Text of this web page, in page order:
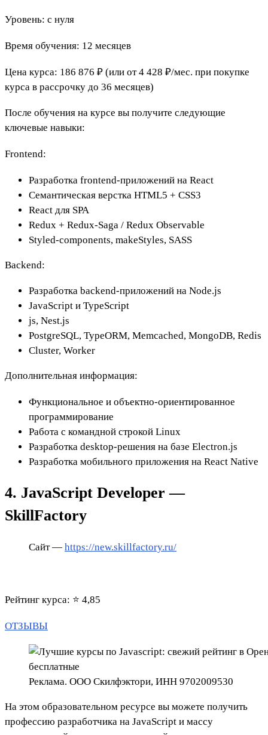
Уровень: с нуля
Время обучения: 12 месяцев
Цена курса: 186 876 ₽ (или от 4 428 ₽/мес. при покупке
курса в рассрочку до 36 месяцев)
После обучения на курсе вы получите следующие
ключевые навыки:
Frontend:
Разработка frontend-приложений на React
Семантическая верстка HTML5 + CSS3
React для SPA
Redux + Redux-Saga / Redux Observable
Styled-components, makeStyles, SASS
Backend:
Разработка backend-приложений на Node.js
JavaScript и TypeScript
js, Nest.js
PostgreSQL, TypeORM, Memcached, MongoDB, Redis
Cluster, Worker
Дополнительная информация:
Функциональное и объектно-ориентированное
программирование
Работа с командной строкой Linux
Разработка desktop-решения на базе Electron.js
Разработка мобильного приложения на React Native
4. JavaScript Developer —
SkillFactory
Сайт — https://new.skillfactory.ru/
Рейтинг курса: ⭐ 4,85
ОТЗЫВЫ
Реклама. ООО Скилфэктори, ИНН 9702009530
На этом образовательном ресурсе вы можете получить
профессию разработчика на JavaScript и массу